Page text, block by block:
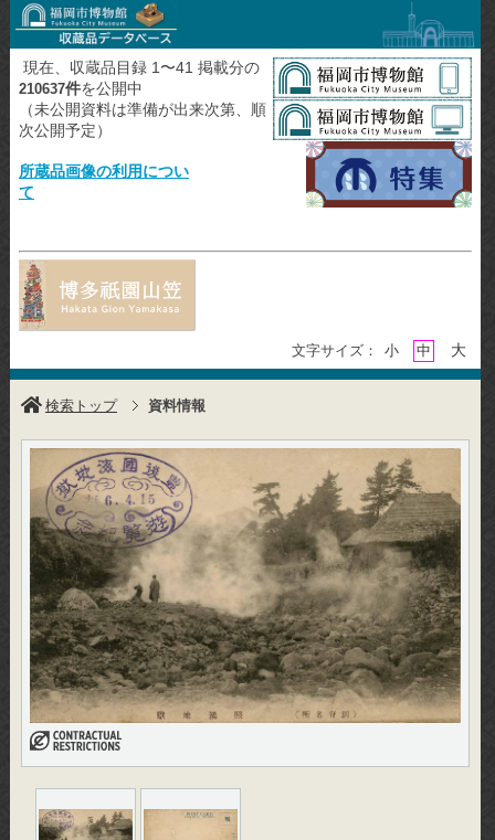
現在、収蔵品目録 1〜41 掲載分の
210637件を公開中
（未公開資料は準備が出来次第、順
次公開予定）
所蔵品画像の利用につい
て
文字サイズ： 小 中 大
検索トップ 資料情報